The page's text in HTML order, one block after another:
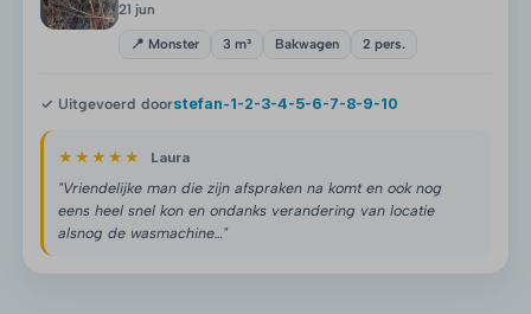
21 jun
📍 Monster 3 m³ Bakwagen 2 pers.
✓ Uitgevoerd doorstefan-1-2-3-4-5-6-7-8-9-10
★★★★★ Laura
"Vriendelijke man die zijn afspraken na komt en ook nog
eens heel snel kon en ondanks verandering van locatie
alsnog de wasmachine…"